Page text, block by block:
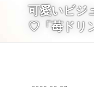
可愛いビジ
♡「苺ドリ